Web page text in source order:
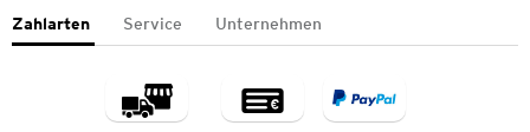
Zahlarten Service Unternehmen